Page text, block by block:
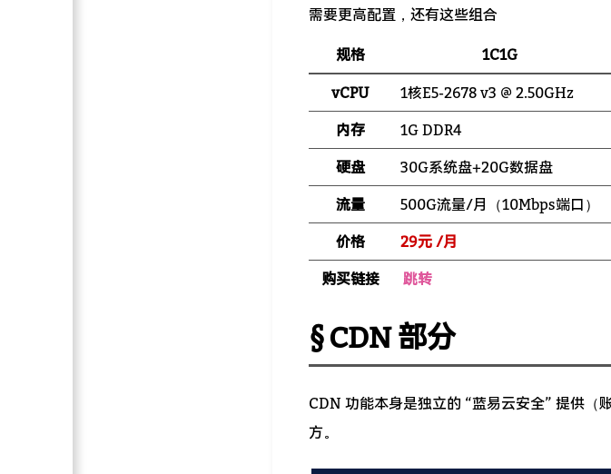
需要更高配置，还有这些组合
规格 1C1G
vCPU 1核E5-2678 v3 @ 2.50GHz
内存 1G DDR4
硬盘 30G系统盘+20G数据盘
流量 500G流量/月（10Mbps端口）
价格 29元 /月
购买链接 跳转
CDN 部分
CDN 功能本身是独立的 “蓝易云安全” 提供（
方。